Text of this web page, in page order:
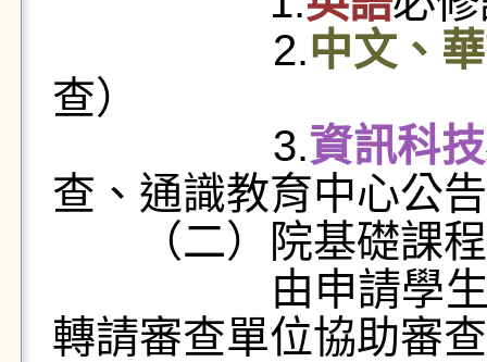
2.中文、
查）
3.資訊科技
查、通識教育中心公
（二）院基礎課
由申請學生所屬
轉請審查單位協助審